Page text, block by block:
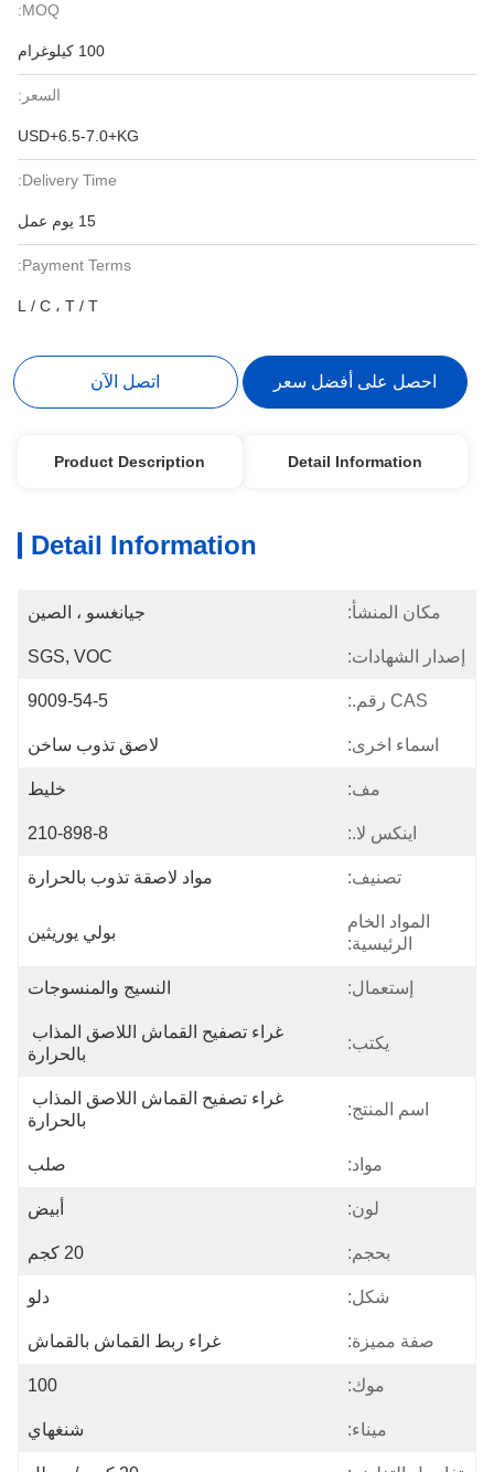
MOQ:
100 كيلوغرام
السعر:
USD+6.5-7.0+KG
Delivery Time:
15 يوم عمل
Payment Terms:
L / C ، T / T
احصل على أفضل سعر اتصل الآن
Detail Information
Product Description
Detail Information
مكان المنشأ: جيانغسو ، الصين
إصدار الشهادات: SGS, VOC
CAS رقم.: 9009-54-5
اسماء اخرى: لاصق تذوب ساخن
مف: خليط
اينكس لا.: 210-898-8
تصنيف: مواد لاصقة تذوب بالحرارة
المواد الخام
الرئيسية:
بولي يوريثين
إستعمال: النسيج والمنسوجات
يكتب:
غراء تصفيح القماش اللاصق المذاب
بالحرارة
اسم المنتج:
غراء تصفيح القماش اللاصق المذاب
بالحرارة
مواد: صلب
لون: أبيض
بحجم: 20 كجم
شكل: دلو
صفة مميزة: غراء ربط القماش بالقماش
موك: 100
ميناء: شنغهاي